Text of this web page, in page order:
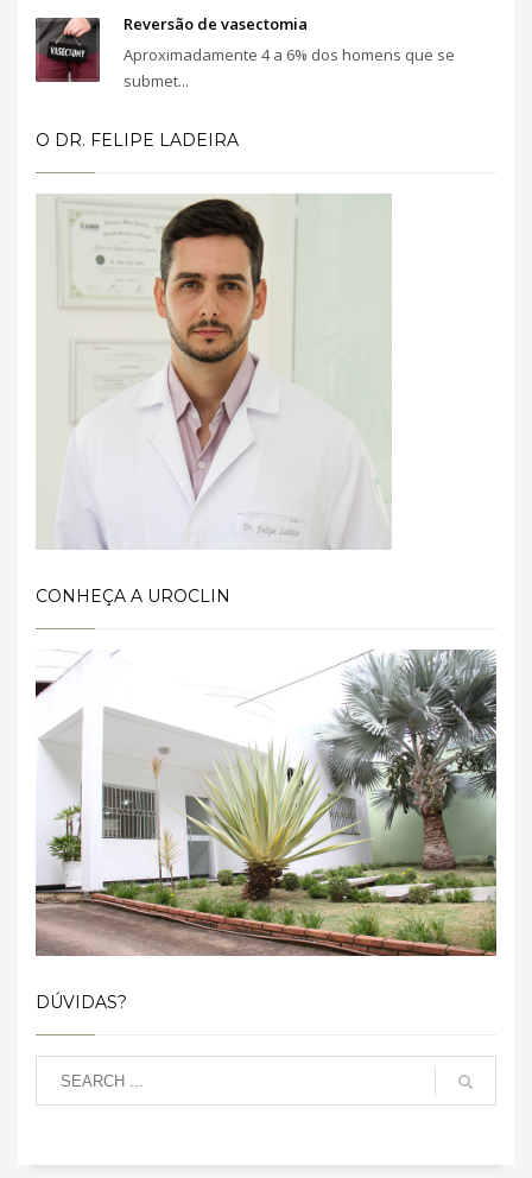
Reversão de vasectomia
Aproximadamente 4 a 6% dos homens que se
submet...
O DR. FELIPE LADEIRA
CONHEÇA A UROCLIN
DÚVIDAS?